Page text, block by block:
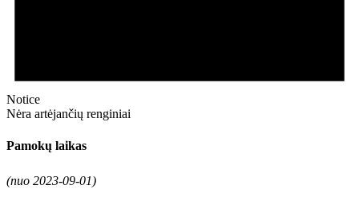
Notice
Nėra artėjančių renginiai
Pamokų laikas
(nuo 2023-09-01)